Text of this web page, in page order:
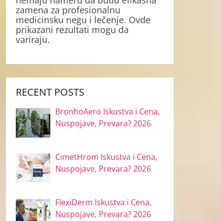
zamena za profesionalnu
medicinsku negu i lečenje. Ovde
prikazani rezultati mogu da
variraju.
RECENT POSTS
BronhoAero Iskustva i Cena,
Nuspojave, Prevara? 2026
CimetHrom Iskustva i Cena,
Nuspojave, Prevara? 2026
FlexiDerm Iskustva i Cena,
Nuspojave, Prevara? 2026